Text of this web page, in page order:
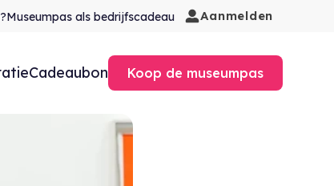
Museumpas als bedrijfscadeau Aanmelden
Cadeaubon Koop de museumpas